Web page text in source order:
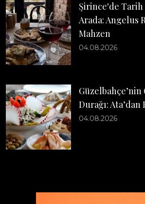
Şirince'de
Arada: Angelus
Mahzen
04.08.2026
Durağı: Ata’dan
04.08.2026